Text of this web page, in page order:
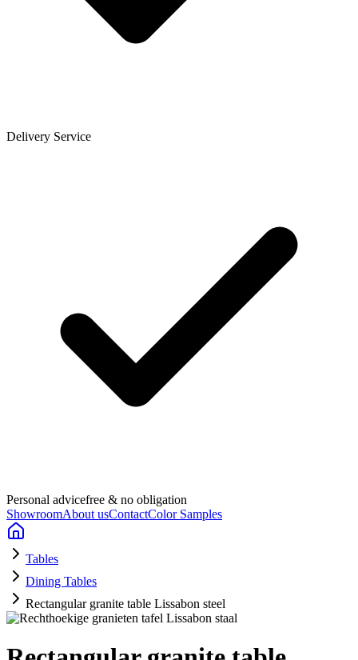
Delivery Service
Personal advicefree & no obligation
ShowroomAbout usContactColor Samples
Tables
Dining Tables
Rectangular granite table Lissabon steel